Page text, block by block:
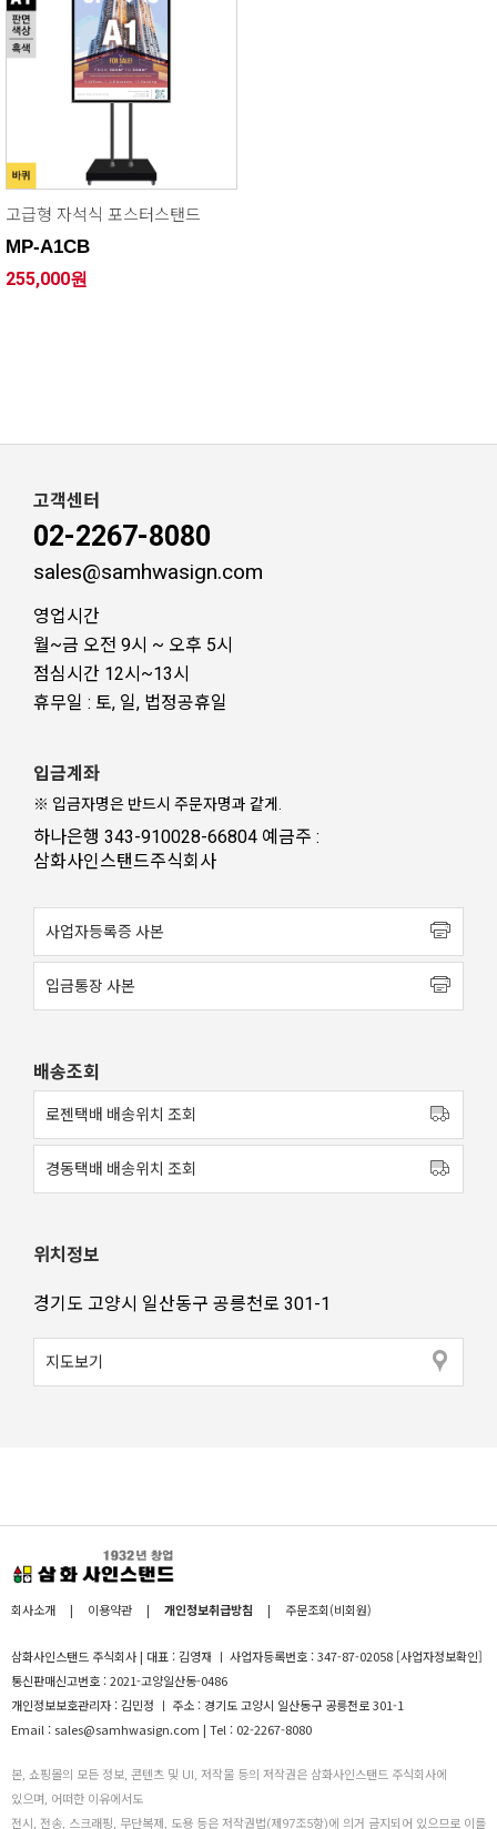
고급형 자석식 포스터스탠드
MP-A1CB
255,000원
고객센터
02-2267-8080
sales@samhwasign.com
영업시간
월~금 오전 9시 ~ 오후 5시
점심시간 12시~13시
휴무일 : 토, 일, 법정공휴일
입금계좌
※ 입금자명은 반드시 주문자명과 같게.
하나은행 343-910028-66804 예금주 :
삼화사인스탠드주식회사
사업자등록증 사본
입금통장 사본
배송조회
로젠택배 배송위치 조회
경동택배 배송위치 조회
위치정보
경기도 고양시 일산동구 공릉천로 301-1
지도보기
회사소개 | 이용약관 | 개인정보취급방침 | 주문조회(비회원)
삼화사인스탠드 주식회사 | 대표 : 김영재 ㅣ 사업자등록번호 : 347-87-02058 [사업자정보확인]
통신판매신고번호 : 2021-고양일산동-0486
개인정보보호관리자 : 김민정 ㅣ 주소 : 경기도 고양시 일산동구 공릉천로 301-1
Email : sales@samhwasign.com | Tel : 02-2267-8080
본, 쇼핑몰의 모든 정보, 콘텐츠 및 UI, 저작물 등의 저작권은 삼화사인스탠드 주식회사에
있으며, 어떠한 이유에서도
전시, 전송, 스크래핑, 무단복제, 도용 등은 저작권법(제97조5항)에 의거 금지되어 있으므로 이를